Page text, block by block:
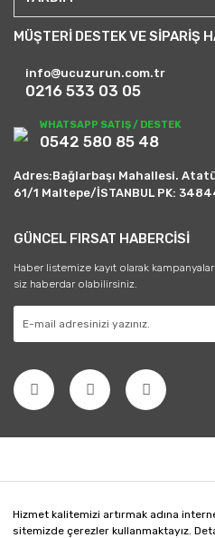
Hizmet kalitemizi artırmak adına
sitemizde çerezler kullanmaktayız.
MÜŞTERİ DESTEK VE SİPARİŞ
info@ucuzurun.com.tr
0216 533 03 05
WHATSAPP SATIŞ / DESTEK
0542 580 85 48
Adres:Bağlarbaşı Mahallesi.
61/1 Maltepe/İSTANBUL PK:
GÜNCEL FIRSAT HABERCİSİ
Haber listemize kayıt olarak
siz haberdar olabilirsiniz.